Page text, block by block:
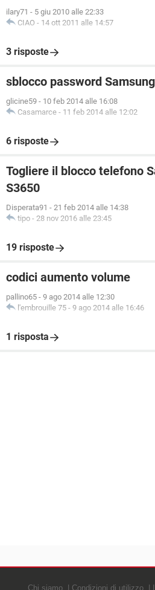
ilary71 - 5 giu 2010 alle 22:33
CIAO - 14 ott 2011 alle 14:57
3 risposte
sblocco password
glicine59 - 10 feb 2014 alle 16:08
Casamarce - 11 feb 2014 alle 12:02
6 risposte
Togliere il blocco telefono
S3650
Disperata91 - 21 feb 2014 alle 14:38
tipo - 28 nov 2016 alle 23:45
19 risposte
codici aumento volume
pallino65 - 9 ago 2014 alle 12:30
l'embrouille 75 - 9 ago 2014 alle 16:46
1 risposta
Chi siamo Condizioni di utilizzo